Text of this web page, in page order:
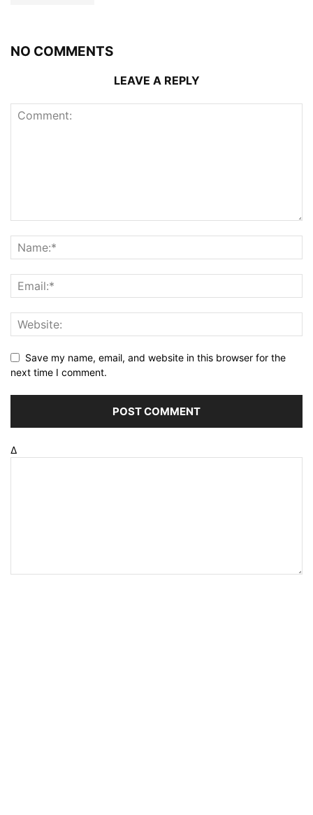
NO COMMENTS
LEAVE A REPLY
Save my name, email, and website in this browser for the
next time I comment.
Δ